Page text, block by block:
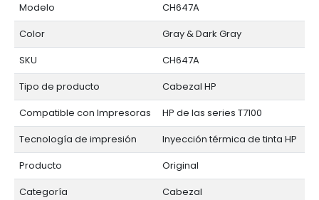
Modelo
CH647A
Color
Gray & Dark Gray
SKU
CH647A
Tipo de producto
Cabezal HP
Compatible con Impresoras
HP de las series T7100
Tecnología de impresión
Inyección térmica de tinta HP
Producto
Original
Categoría
Cabezal